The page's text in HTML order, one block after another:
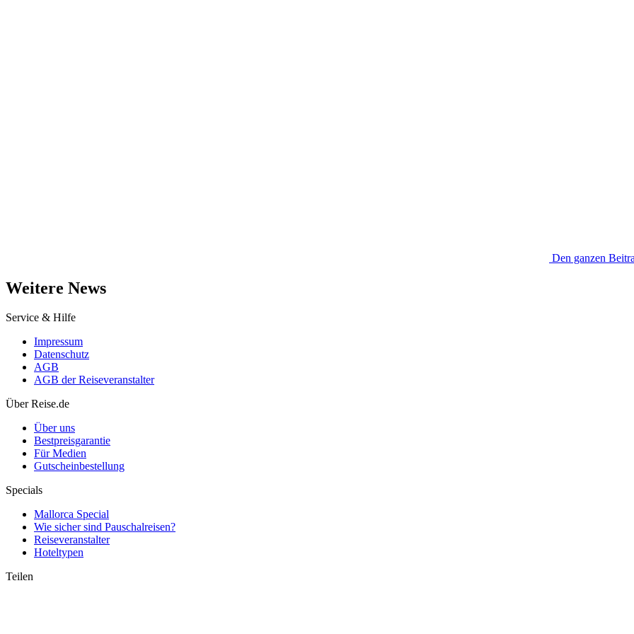
Den ganzen
Weitere News
Service & Hilfe
Impressum
Datenschutz
AGB
AGB der Reiseveranstalter
Über Reise.de
Über uns
Bestpreisgarantie
Für Medien
Gutscheinbestellung
Specials
Mallorca Special
Wie sicher sind Pauschalreisen?
Reiseveranstalter
Hoteltypen
Teilen